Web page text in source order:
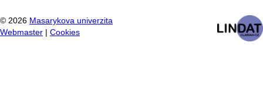
© 2026 Masarykova univerzita
Webmaster
Cookies